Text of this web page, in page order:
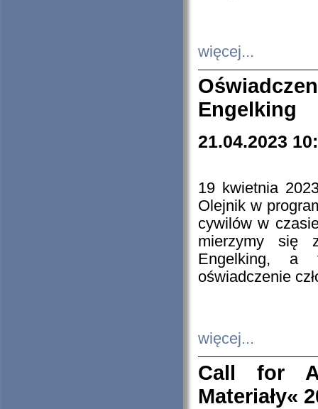
więcej...
Engelking
21.04.2023
19 kwietnia
Olejnik w
cywilów w
mierzymy się
Engelking, a
oświadczenie
więcej...
Call for
Materiały«